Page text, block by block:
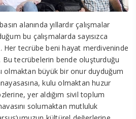
alanında yıllardır çalışmalar
bu çalışmalarda sayısızca
Her tecrübe beni hayat merdiveninde
Bu tecrübelerin bende oluşturduğu
olmaktan büyük bir onur duyduğum
kulu olmaktan huzur
yer aldığım sivil toplum
solumaktan mutluluk